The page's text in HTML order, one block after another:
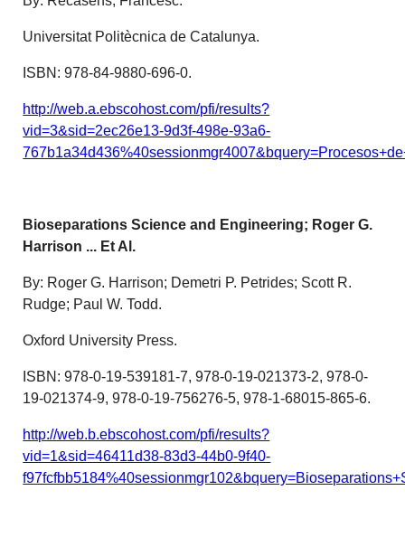
Universitat Politècnica de Catalunya.
ISBN: 978-84-9880-696-0.
http://web.a.ebscohost.com/pfi/results?
vid=3&sid=2ec26e13-9d3f-498e-93a6-
Bioseparations Science and Engineering; Roger G.
Harrison ... Et Al.
By: Roger G. Harrison; Demetri P. Petrides; Scott R.
Rudge; Paul W. Todd.
Oxford University Press.
ISBN: 978-0-19-539181-7, 978-0-19-021373-2, 978-0-
19-021374-9, 978-0-19-756276-5, 978-1-68015-865-6.
http://web.b.ebscohost.com/pfi/results?
vid=1&sid=46411d38-83d3-44b0-9f40-